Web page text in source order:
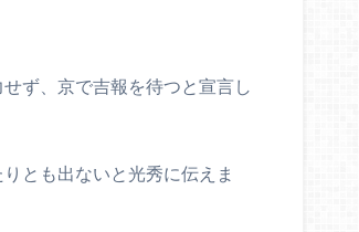
ず、京で吉報を待つと宣言し
とも出ないと光秀に伝えま